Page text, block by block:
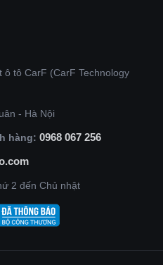
tô CarF (CarF Technology
- Hà Nội
hàng: 0968 067 256
2 đến Chủ nhật